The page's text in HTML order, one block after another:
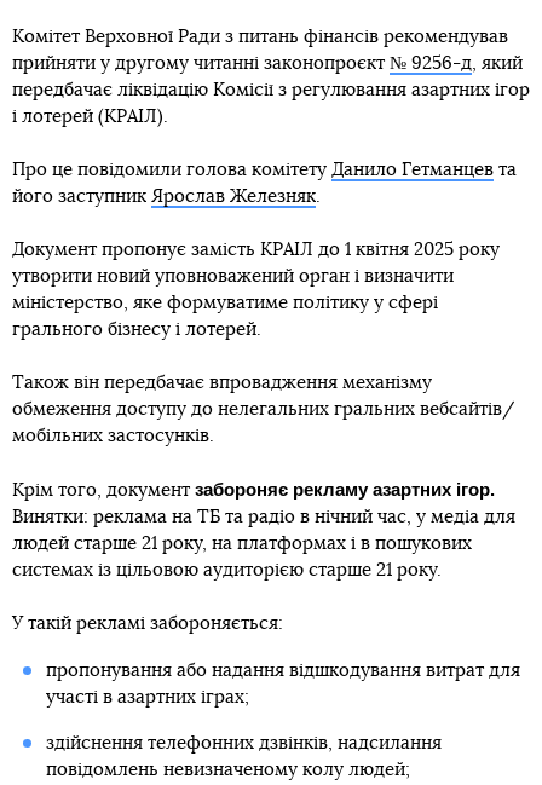
Комітет Верховної Ради з питань фінансів рекомендував
прийняти у другому читанні законопроєкт № 9256-д, який
передбачає ліквідацію Комісії з регулювання азартних ігор
і лотерей (КРАІЛ).
Про це повідомили голова комітету Данило Гетманцев та
його заступник Ярослав Железняк.
Документ пропонує замість КРАІЛ до 1 квітня 2025 року
утворити новий уповноважений орган і визначити
міністерство, яке формуватиме політику у сфері
грального бізнесу і лотерей.
Також він передбачає впровадження механізму
обмеження доступу до нелегальних гральних вебсайтів/
мобільних застосунків.
Крім того, документ забороняє рекламу азартних ігор.
Винятки: реклама на ТБ та радіо в нічний час, у медіа для
людей старше 21 року, на платформах і в пошукових
системах із цільовою аудиторією старше 21 року.
У такій рекламі забороняється:
пропонування або надання відшкодування витрат для
участі в азартних іграх;
здійснення телефонних дзвінків, надсилання
повідомлень невизначеному колу людей;